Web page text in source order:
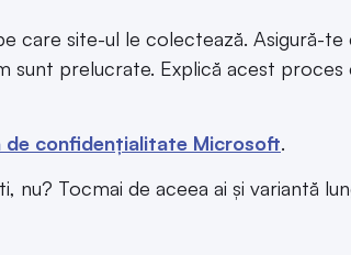
care site-ul le colectează. Asigură-te
sunt prelucrate. Explică acest proces
de confidențialitate Microsoft.
nu? Tocmai de aceea ai și variantă